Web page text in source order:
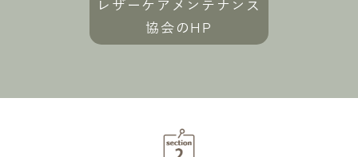
レザーケアメンテナンス
協会のHP